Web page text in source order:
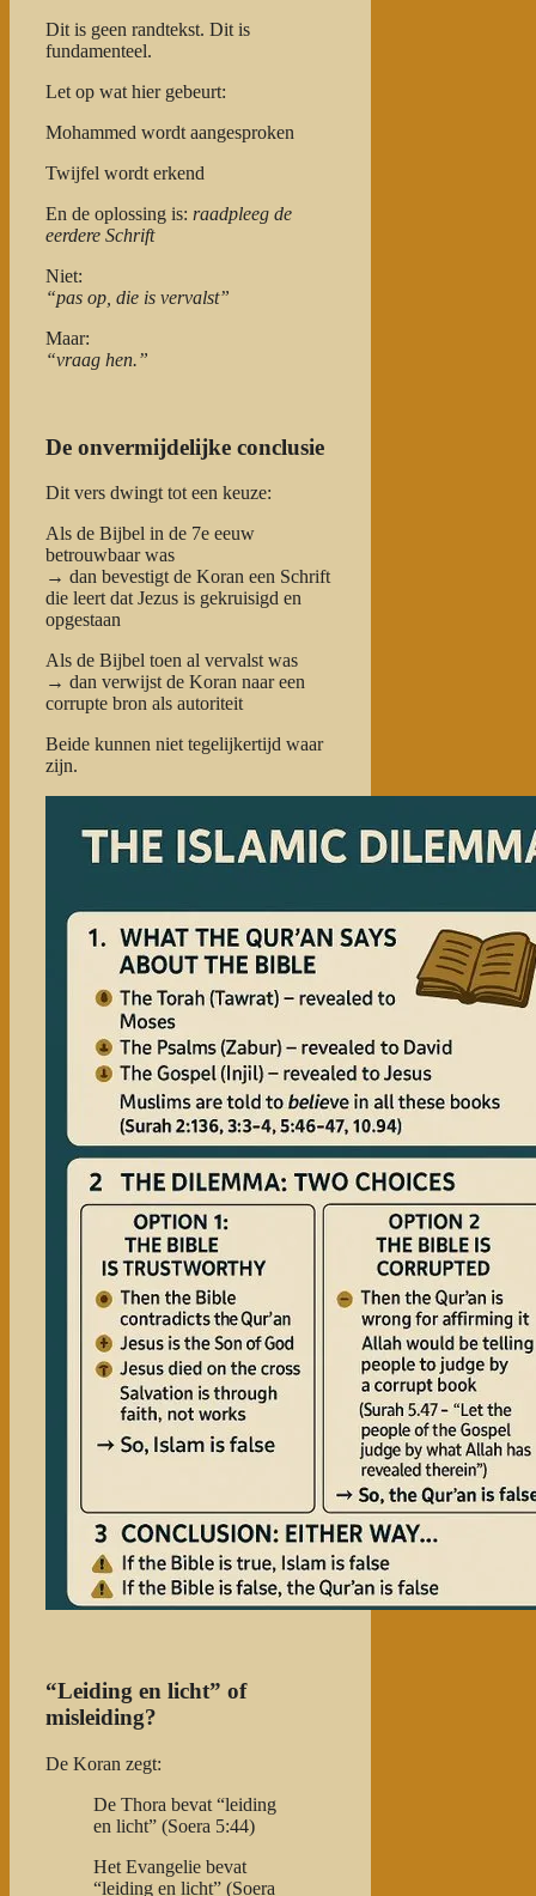
Dit is geen randtekst. Dit is
fundamenteel.
Let op wat hier gebeurt:
Mohammed wordt aangesproken
Twijfel wordt erkend
En de oplossing is: raadpleeg de
eerdere Schrift
Niet:
“pas op, die is vervalst”
Maar:
“vraag hen.”
De onvermijdelijke conclusie
Dit vers dwingt tot een keuze:
Als de Bijbel in de 7e eeuw
betrouwbaar was
→ dan bevestigt de Koran een Schrift
die leert dat Jezus is gekruisigd en
opgestaan
Als de Bijbel toen al vervalst was
→ dan verwijst de Koran naar een
corrupte bron als autoriteit
Beide kunnen niet tegelijkertijd waar
zijn.
“Leiding en licht” of
misleiding?
De Koran zegt:
De Thora bevat “leiding
en licht” (Soera 5:44)
Het Evangelie bevat
“leiding en licht” (Soera